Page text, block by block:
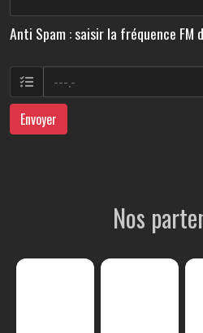
Anti Spam : saisir la fréquence FM
Envoyer
Nos